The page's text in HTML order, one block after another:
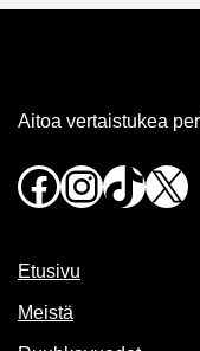
Aitoa vertaistukea
Facebook
Instagram
TikTok
X
Etusivu
Meistä